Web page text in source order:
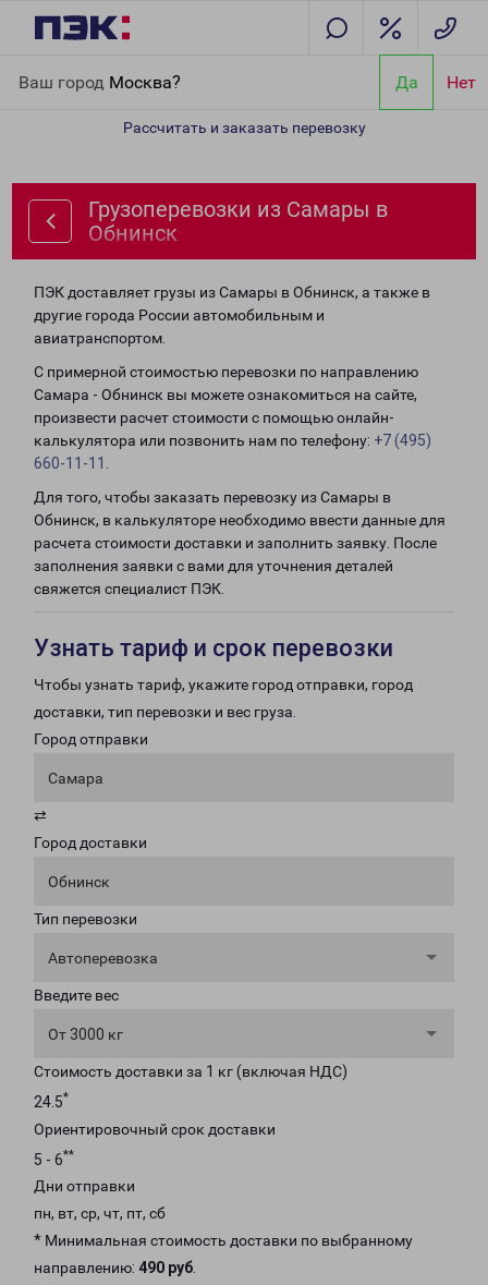
Ваш город Москва? Да Нет
Рассчитать и заказать перевозку
Грузоперевозки из Самары в
Обнинск
ПЭК доставляет грузы из Самары в Обнинск, а также в
другие города России автомобильным и
авиатранспортом.
С примерной стоимостью перевозки по направлению
Самара - Обнинск вы можете ознакомиться на сайте,
произвести расчет стоимости с помощью онлайн-
калькулятора или позвонить нам по телефону: +7 (495)
660-11-11
Для того, чтобы заказать перевозку из Самары в
Обнинск, в калькуляторе необходимо ввести данные для
расчета стоимости доставки и заполнить заявку. После
заполнения заявки с вами для уточнения деталей
свяжется специалист ПЭК.
Узнать тариф и срок перевозки
Чтобы узнать тариф, укажите город отправки, город
доставки, тип перевозки и вес груза.
Город отправки
Самара
⇄
Город доставки
Обнинск
Тип перевозки
Автоперевозка
Введите вес
От 3000 кг
Стоимость доставки за 1 кг (включая НДС)
24.5*
Ориентировочный срок доставки
5 - 6**
Дни отправки
пн, вт, ср, чт, пт, сб
* Минимальная стоимость доставки по выбранному
направлению: 490 руб.